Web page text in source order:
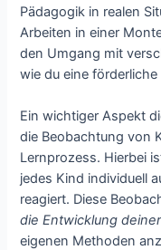
Pädagogik in realen
Arbeiten in einer
den Umgang mit
wie du eine
Ein wichtiger Aspekt
die Beobachtung von
Lernprozess. Hierbei
jedes Kind individuell
reagiert. Diese
die Entwicklung
eigenen Methoden